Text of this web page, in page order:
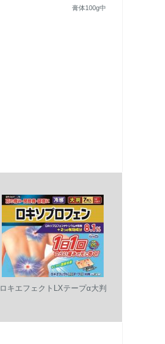
膏体100g中
ロキエフェクトLXテープα大判